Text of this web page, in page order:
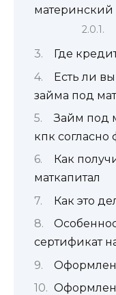
материнский
Где
Есть ли
займа под
Займ под
кпк
Как
маткапитал
Как это
сертификат